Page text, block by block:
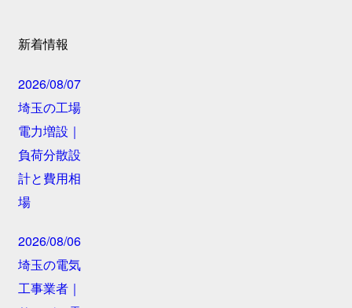
新着情報
2026/08/07
埼玉の工場
電力増設｜
負荷分散設
計と費用相
場
2026/08/06
埼玉の電気
工事業者｜